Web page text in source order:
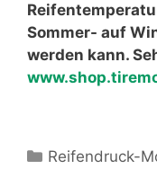
Sommer- auf
werden kann.
Kategorien
Reifendruck-